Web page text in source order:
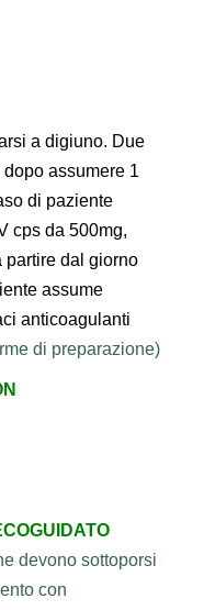
a digiuno. Due
assumere 1
di paziente
cps da 500mg,
partire dal giorno
assume
anticoagulanti
di preparazione)
devono sottoporsi
con